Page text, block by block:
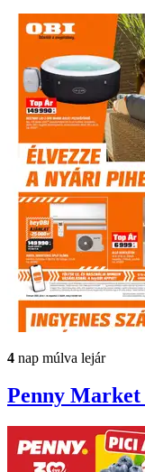
4 nap múlva lejár
Penny Market